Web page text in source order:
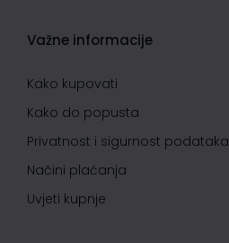
Važne informacije
Kako kupovati
Kako do popusta
Privatnost i sigurnost podataka
Načini plaćanja
Uvjeti kupnje